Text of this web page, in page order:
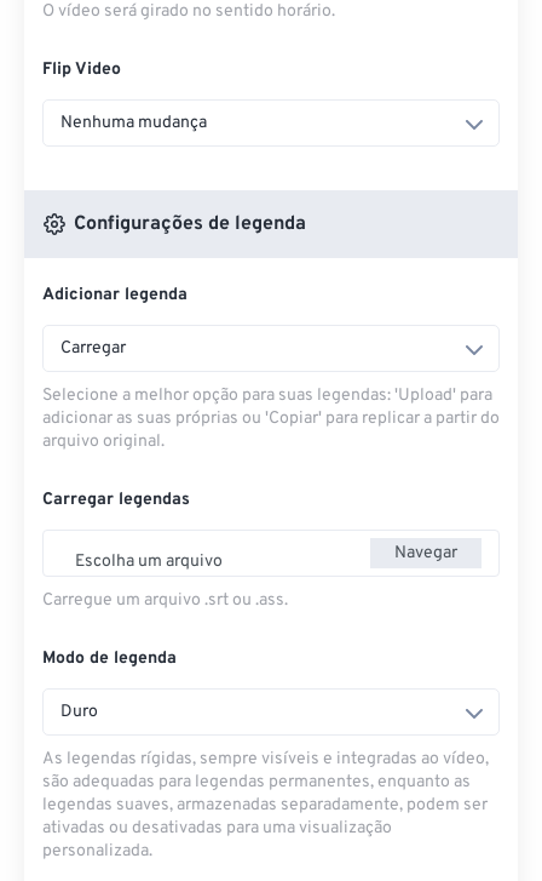
O vídeo será girado no sentido horário.
Flip Video
Nenhuma mudança
Configurações de legenda
Adicionar legenda
Carregar
Selecione a melhor opção para suas legendas: 'Upload' para
adicionar as suas próprias ou 'Copiar' para replicar a partir do
arquivo original.
Carregar legendas
Escolha um arquivo Navegar
Carregue um arquivo .srt ou .ass.
Modo de legenda
Duro
As legendas rígidas, sempre visíveis e integradas ao vídeo,
são adequadas para legendas permanentes, enquanto as
legendas suaves, armazenadas separadamente, podem ser
ativadas ou desativadas para uma visualização
personalizada.